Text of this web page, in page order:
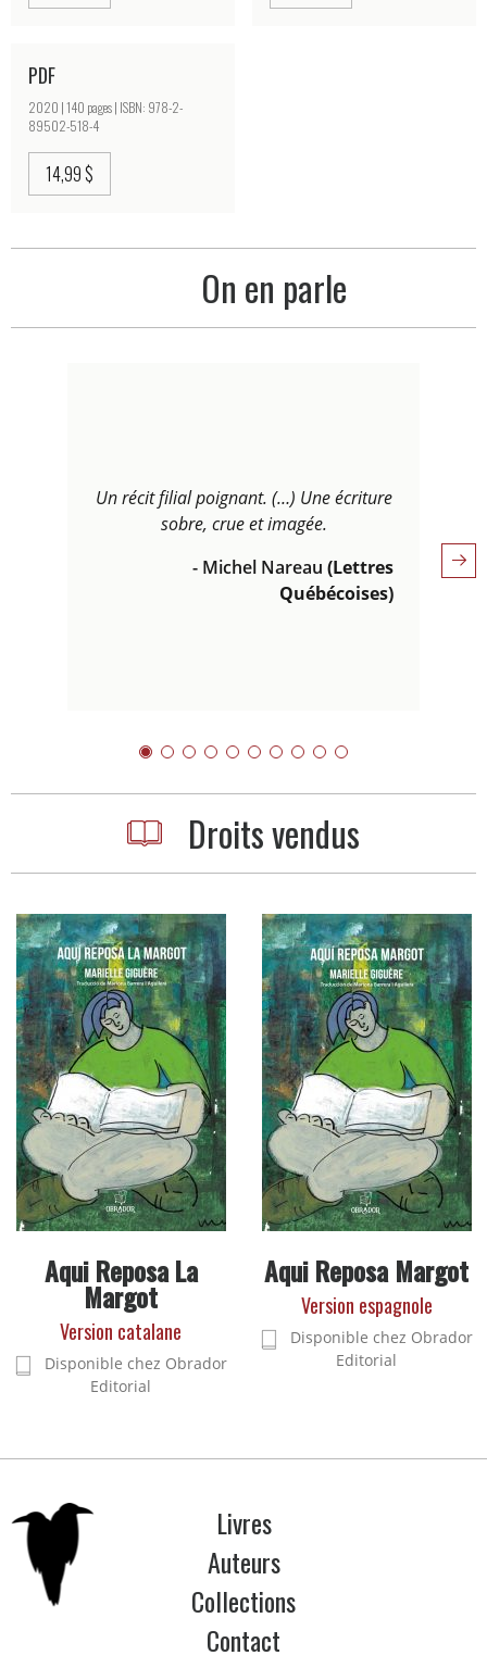
PDF
2020 | 140 pages | ISBN: 978-2-
89502-518-4
14,99 $
On en parle
Un récit filial poignant. (…) Une écriture
sobre, crue et imagée.
- Michel Nareau (Lettres
Québécoises)
Citation 1
Citation 2
Citation 3
Citation 4
Citation 5
Citation 6
Citation 7
Citation 8
Citation 9
Citation 10
Droits vendus
Aqui Reposa La
Margot
Version catalane
Disponible chez Obrador
Editorial
Aqui Reposa Margot
Version espagnole
Disponible chez Obrador
Editorial
Livres
Auteurs
Collections
Contact